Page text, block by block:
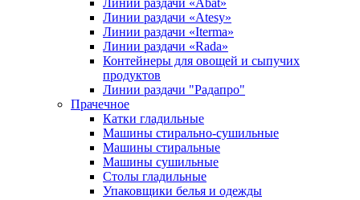
Линии раздачи «Abat»
Линии раздачи «Atesy»
Линии раздачи «Iterma»
Линии раздачи «Rada»
Контейнеры для овощей и сыпучих
продуктов
Линии раздачи "Радапро"
Прачечное
Катки гладильные
Машины стирально-сушильные
Машины стиральные
Машины сушильные
Столы гладильные
Упаковщики белья и одежды